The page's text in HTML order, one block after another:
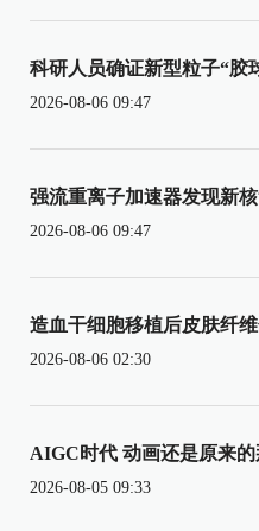
科研人员确证新型粒子“胶
2026-08-06 09:47
强流重离子加速器发现新
2026-08-06 09:47
造血干细胞移植后皮肤纤
2026-08-06 02:30
AIGC时代 动画还是原来
2026-08-05 09:33